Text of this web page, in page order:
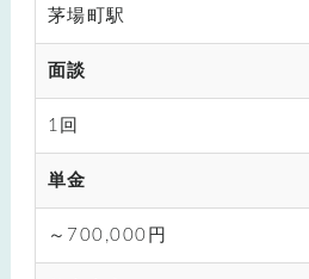
茅場町駅
面談
1回
単金
～700,000円